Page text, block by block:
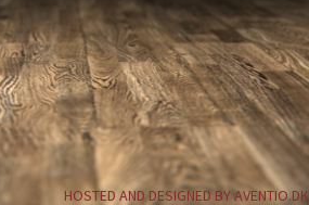
HOSTED AND DESIGNED BY AVENTIO.DK